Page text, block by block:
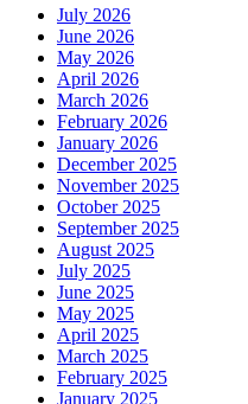
July 2026
June 2026
May 2026
April 2026
March 2026
February 2026
January 2026
December 2025
November 2025
October 2025
September 2025
August 2025
July 2025
June 2025
May 2025
April 2025
March 2025
February 2025
January 2025